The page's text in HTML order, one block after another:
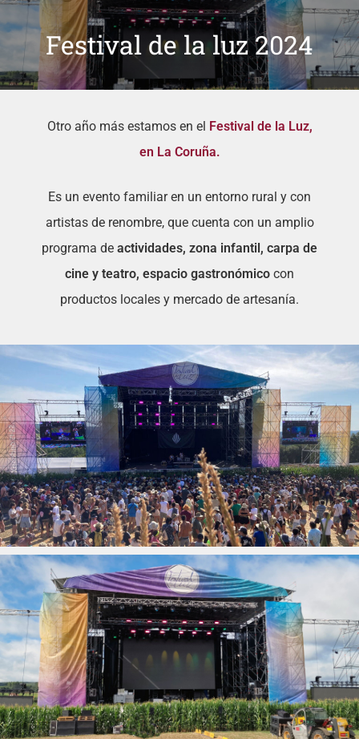
Festival de la luz 2024
Otro año más estamos en el Festival de la Luz,
en La Coruña.
Es un evento familiar en un entorno rural y con
artistas de renombre, que cuenta con un amplio
programa de actividades, zona infantil, carpa de
cine y teatro, espacio gastronómico con
productos locales y mercado de artesanía.